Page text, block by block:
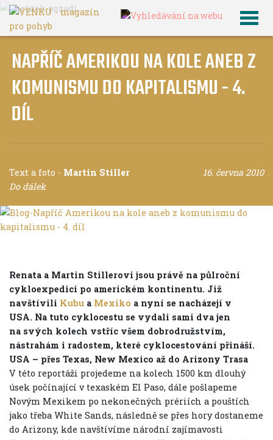
NAPŘÍČ AMERIKOU NA KOLE ANEB Z
KOMUNISMU DO KAPITALISMU - 4.
DÍL
Text a foto - Martin Stiller
16. června 2010
Do dálek
Renata a Martin Stillerovi jsou právě na půlroční
cykloexpedici po americkém kontinentu. Již
navštívili Kubu a Mexiko a nyní se nacházejí v
USA. Na tuto cyklocestu se vydali sami dva jen
na svých kolech vstříc všem dobrodružstvím,
nástrahám i radostem, které cyklocestování přináší.
USA – přes Texas, New Mexico až do Arizony Trasa
V této reportáži projedeme na kolech 1500 km dlouhý
úsek počínající v texaském El Paso, dále pošlapeme
Novým Mexikem po nekonečných prériích a pouštích
jako třeba White Sands, následně se přes hory dostaneme
do Arizony, kde navštívíme národní zajímavosti